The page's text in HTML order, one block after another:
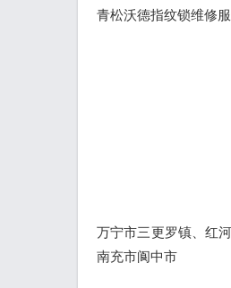
青松沃德指纹锁维修
万宁市三更罗镇、红
南充市阆中市